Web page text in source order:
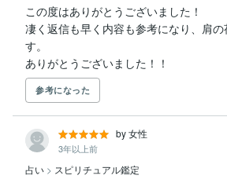
この度はありがとうございました！
凄く返信も早く内容も参考になり、肩
す。
ありがとうございました！！
参考になった
by 女性
3年以上前
占い > スピリチュアル鑑定